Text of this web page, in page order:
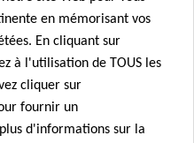
en mémorisant vos
En cliquant sur
à l'utilisation de TOUS les
cliquer sur
fournir un
d'informations sur la